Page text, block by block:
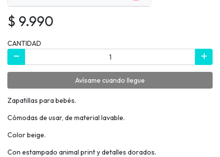
$ 9.990
CANTIDAD
Avísame cuando llegue
Zapatillas para bebés.
Cómodas de usar, de material lavable.
Color beige.
Con estampado animal print y detalles dorados.